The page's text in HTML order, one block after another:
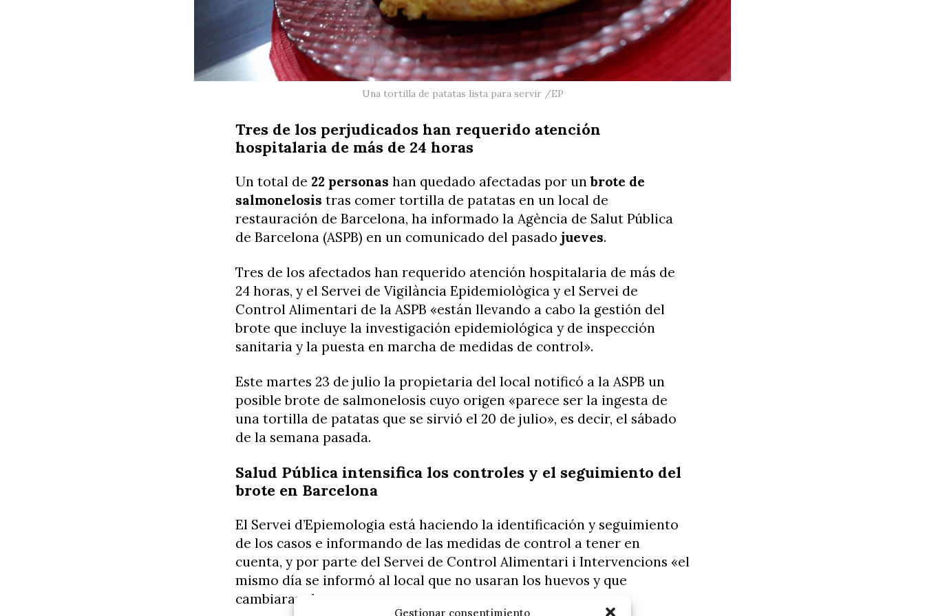
Gestionar consentimiento
Una tortilla de patatas lista para servir /EP
Tres de los perjudicados han requerido atención
hospitalaria de más de 24 horas
Un total de 22 personas han quedado afectadas por unbrote de
salmonelosis tras comer tortilla de patatas en un local de
restauración de Barcelona, ha informado la Agència de Salut Pública
de Barcelona (ASPB) en un comunicado del pasado jueves.
Tres de los afectados han requerido atención hospitalaria de más de
24 horas, y el Servei de Vigilància Epidemiològica y el Servei de
Control Alimentari de la ASPB «están llevando a cabo la gestión del
brote que incluye la investigación epidemiológica y de inspección
sanitaria y la puesta en marcha de medidas de control».
Este martes 23 de julio la propietaria del local notificó a la ASPB un
posible brote de salmonelosis cuyo origen «parece ser la ingesta de
una tortilla de patatas que se sirvió el 20 de julio», es decir, el sábado
de la semana pasada.
Salud Pública intensifica los controles y el seguimiento del
brote en Barcelona
El Servei d’Epiemologia está haciendo la identificación y seguimiento
de los casos e informando de las medidas de control a tener en
cuenta, y por parte del Servei de Control Alimentari i Intervencions «el
mismo día se informó al local que no usaran los huevos y que
cambiaran de marca».